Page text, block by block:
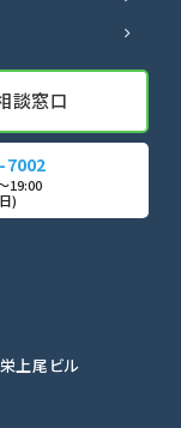
上尾ビル
談窓口
7002